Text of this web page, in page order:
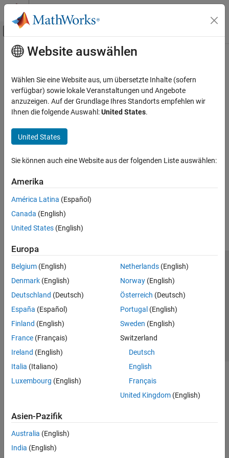
Weiter zum Inhalt
Umschaltung für Off-Canvas-
Startseite der Dokumentation
Hauptinhalt
How useful was this information?
Website auswählen
Wählen Sie eine Website aus, um übersetzte Inhalte (sofern
verfügbar) sowie lokale Veranstaltungen und Angebote
anzuzeigen. Auf der Grundlage Ihres Standorts empfehlen wir
Ihnen die folgende Auswahl:United States.
United States
Sie können auch eine Website aus der folgenden Liste auswählen:
Amerika
América Latina (Español)
Canada (English)
United States (English)
Europa
Belgium (English)
Denmark (English)
Deutschland (Deutsch)
España (Español)
Finland (English)
France (Français)
Ireland (English)
Italia (Italiano)
Luxembourg (English)
Netherlands(English)
Norway(English)
Österreich (Deutsch)
Portugal (English)
Sweden (English)
Switzerland
Deutsch
English
Français
United Kingdom(English)
Asien-Pazifik
Australia (English)
India (English)
Trust Center
Datenschutz-Richtlinien
Datendiebstahl verhindern
Status von Anwendungen
© 1994-2026 The MathWorks, Inc.
Website auswählen
Deutschland